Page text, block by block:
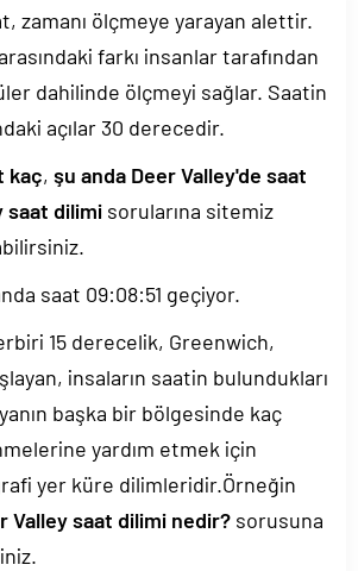
zamanı ölçmeye yarayan alettir.
farkı insanlar tarafından
dahilinde ölçmeyi sağlar. Saatin
açılar 30 derecedir.
kaç, şu anda Deer Valley'de saat
saat dilimi sorularına sitemiz
saat 09:08:51 geçiyor.
15 derecelik, Greenwich,
insaların saatin bulundukları
başka bir bölgesinde kaç
yardım etmek için
yer küre dilimleridir.Örneğin
Valley saat dilimi nedir? sorusuna